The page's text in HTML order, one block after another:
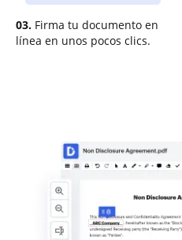
03. Firma tu documento en
línea en unos pocos clics.